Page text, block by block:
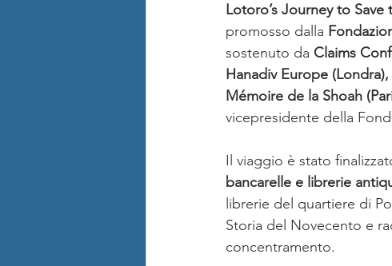
Lotoro’s Journey to
promosso dalla
sostenuto da Claims
Hanadiv Europe
Mémoire de la Shoah
vicepresidente della
Il viaggio è stato
bancarelle e librerie
librerie del quartiere di
Storia del Novecento e
concentramento.